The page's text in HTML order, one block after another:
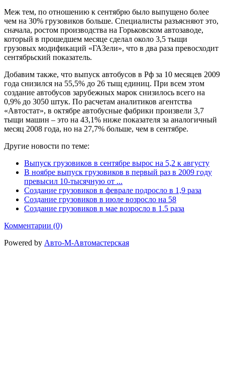
Меж тем, по отношению к сентябрю было выпущено более
чем на 30% грузовиков больше. Специалисты разъясняют это,
сначала, ростом производства на Горьковском автозаводе,
который в прошедшем месяце сделал около 3,5 тыщи
грузовых модификаций «ГАЗели», что в два раза превосходит
сентябрьский показатель.
Добавим также, что выпуск автобусов в Рф за 10 месяцев 2009
года снизился на 55,5% до 26 тыщ единиц. При всем этом
создание автобусов зарубежных марок снизилось всего на
0,9% до 3050 штук. По расчетам аналитиков агентства
«Автостат», в октябре автобусные фабрики произвели 3,7
тыщи машин – это на 43,1% ниже показателя за аналогичный
месяц 2008 года, но на 27,7% больше, чем в сентябре.
Другие новости по теме:
Выпуск грузовиков в сентябре вырос на 5,2 к августу
В ноябре выпуск грузовиков в первый раз в 2009 году
превысил 10-тысячную от ...
Создание грузовиков в феврале подросло в 1,9 раза
Создание грузовиков в июле возросло на 58
Создание грузовиков в мае возросло в 1.5 раза
Комментарии (0)
Powered by Авто-М-Автомастерская